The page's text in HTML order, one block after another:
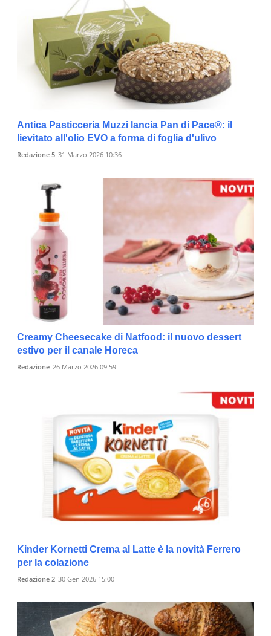
Antica Pasticceria Muzzi lancia Pan di Pace®: il
lievitato all'olio EVO a forma di foglia d'ulivo
Redazione 5 31 Marzo 2026 10:36
Creamy Cheesecake di Natfood: il nuovo dessert
estivo per il canale Horeca
Redazione 26 Marzo 2026 09:59
Kinder Kornetti Crema al Latte è la novità Ferrero
per la colazione
Redazione 2 30 Gen 2026 15:00